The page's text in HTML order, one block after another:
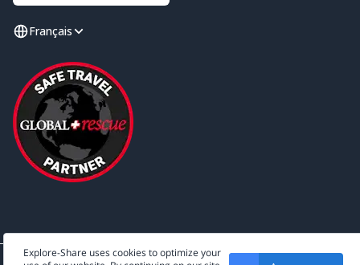
Français
Explore-Share uses cookies to optimize your